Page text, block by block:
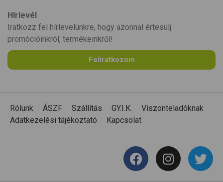
Hírlevél
Iratkozz fel hírlevelünkre, hogy azonnal értesülj
promócióinkról, termékeinkről!
Feliratkozom
Rólunk ÁSZF Szállítás GY.I.K.
Viszonteladóknak
Adatkezelési tájékoztató
Kapcsolat